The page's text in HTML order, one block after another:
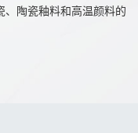
、陶瓷釉料和高温颜料的